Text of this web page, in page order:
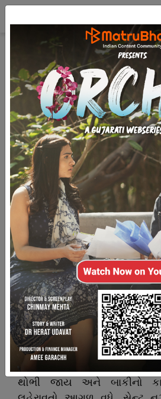
Operation Chariot
(7.5k)
(ગતાંકથી આગળ...)
18 માર્ચ, 1942 ના, એટલે કે
દિવસ અગાઉ લેફ્ટ. કર્નલ
સૈનિકોને ઓપરેશન વિશે
દરેકને તેનો રોલ સમજાવી
વારનું રીહર્સલ કરાવવામાં આવ્યું.
પ્લાન કંઈક આવો હતો.
નીકળેલો કાફલો સેન્ટ નઝાઇર
સમુદ્રમાં આવીને વળાવિયાં
થોભી જાય અને બાકીનો